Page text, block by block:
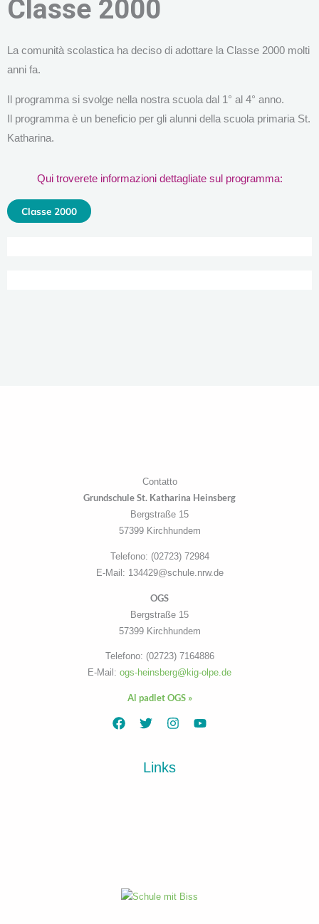
Classe 2000
La comunità scolastica ha deciso di adottare la Classe 2000 molti
anni fa.
Il programma si svolge nella nostra scuola dal 1° al 4° anno.
Il programma è un beneficio per gli alunni della scuola primaria St.
Katharina.
Qui troverete informazioni dettagliate sul programma:
Classe 2000
Contatto
Grundschule St. Katharina Heinsberg
Bergstraße 15
57399 Kirchhundem
Telefono: (02723) 72984
E-Mail: 134429@schule.nrw.de
OGS
Bergstraße 15
57399 Kirchhundem
Telefono: (02723) 7164886
E-Mail: ogs-heinsberg@kig-olpe.de
Al padlet OGS »
Links